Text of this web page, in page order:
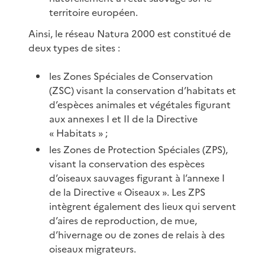
territoire européen.
Ainsi, le réseau Natura 2000 est constitué de
deux types de sites :
les Zones Spéciales de Conservation
(ZSC) visant la conservation d’habitats et
d’espèces animales et végétales figurant
aux annexes I et II de la Directive
« Habitats » ;
les Zones de Protection Spéciales (ZPS),
visant la conservation des espèces
d’oiseaux sauvages figurant à l’annexe I
de la Directive « Oiseaux ». Les ZPS
intègrent également des lieux qui servent
d’aires de reproduction, de mue,
d’hivernage ou de zones de relais à des
oiseaux migrateurs.